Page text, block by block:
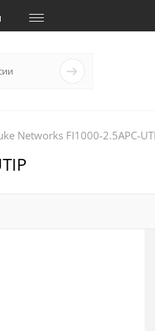
Networks FI1000-2.5APC-